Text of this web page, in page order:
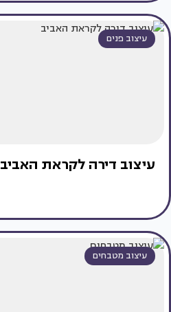
עיצוב פנים
עיצוב דירה לקראת האביב
עיצוב מטבחים